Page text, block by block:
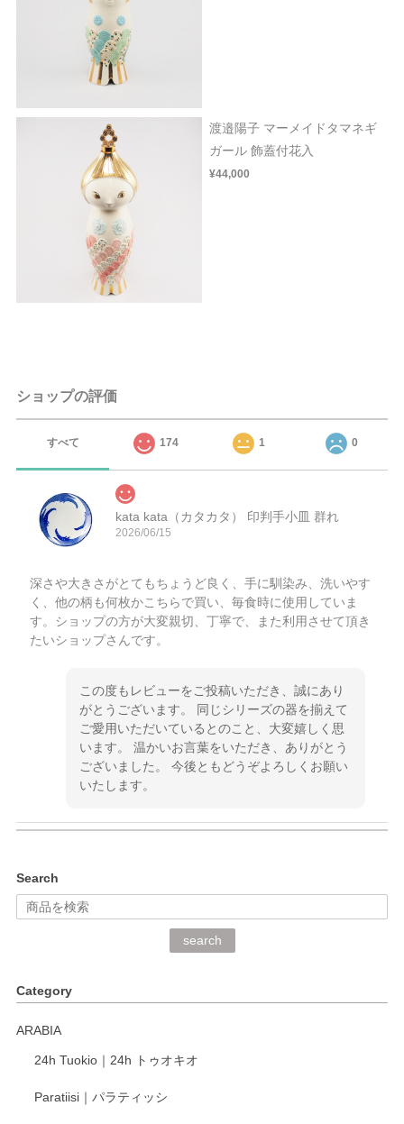
渡邉陽子 マーメイドタマネギ
ガール 飾蓋付花入
¥44,000
ショップの評価
すべて 174 1 0
kata kata（カタカタ） 印判手小皿 群れ
2026/06/15
深さや大きさがとてもちょうど良く、手に馴染み、洗いやす
く、他の柄も何枚かこちらで買い、毎食時に使用していま
す。ショップの方が大変親切、丁寧で、また利用させて頂き
たいショップさんです。
この度もレビューをご投稿いただき、誠にあり
がとうございます。 同じシリーズの器を揃えて
ご愛用いただいているとのこと、大変嬉しく思
います。 温かいお言葉をいただき、ありがとう
ございました。 今後ともどうぞよろしくお願い
いたします。
深さや大きさがとてもちょうど良く、手に馴染み、洗いやす
く、他の柄も何枚かこちらで買い、毎食時に使用していま
く交換して下さいました。
がとうございます。 同じシリーズの器を揃えて
います。 温かいお言葉をいただき、ありがとう
Search
search
Category
ARABIA
24h Tuokio｜24h トゥオキオ
Paratiisi｜パラティッシ